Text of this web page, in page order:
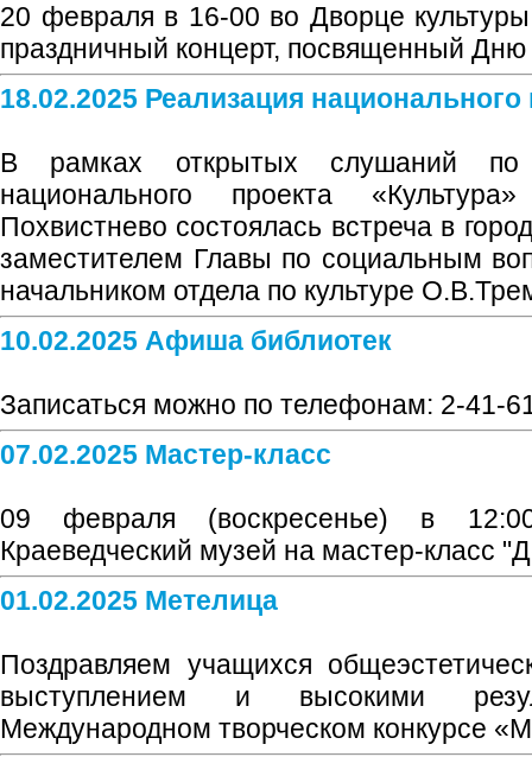
20 февраля в 16-00 во Дворце культуры
праздничный концерт, посвященный
18.02.2025 Реализация национального
В рамках открытых слушаний по
национального проекта
Похвистнево состоялась встреча в
заместителем Главы по социальным
начальником отдела по культуре
10.02.2025 Афиша библиотек
Записаться можно по телефонам: 2-41-
07.02.2025 Мастер-класс
09 февраля (воскресенье) в
Краеведческий музей на мастер-класс
01.02.2025 Метелица
Поздравляем учащихся
выступлением и высокими
Международном творческом конкурсе